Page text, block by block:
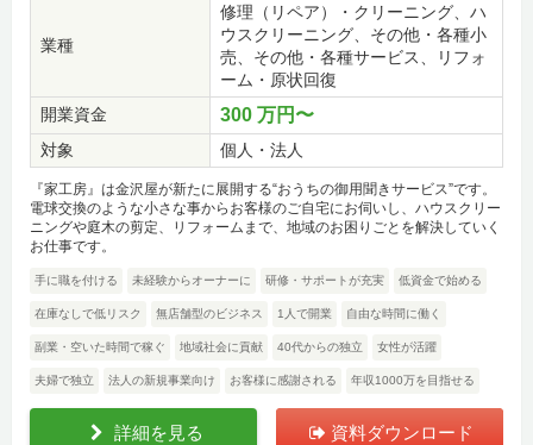
業種
修理（リペア）・クリーニング、ハ
ウスクリーニング、その他・各種小
売、その他・各種サービス、リフォ
ーム・原状回復
開業資金
300 万円〜
対象 個人・法人
『家工房』は金沢屋が新たに展開する“おうちの御用聞きサービス”です。
電球交換のような小さな事からお客様のご自宅にお伺いし、ハウスクリー
ニングや庭木の剪定、リフォームまで、地域のお困りごとを解決していく
お仕事です。
手に職を付ける 未経験からオーナーに 研修・サポートが充実 低資金で始める
在庫なしで低リスク 無店舗型のビジネス 1人で開業 自由な時間に働く
副業・空いた時間で稼ぐ 地域社会に貢献 40代からの独立 女性が活躍
夫婦で独立 法人の新規事業向け お客様に感謝される 年収1000万を目指せる
詳細を見る 資料ダウンロード